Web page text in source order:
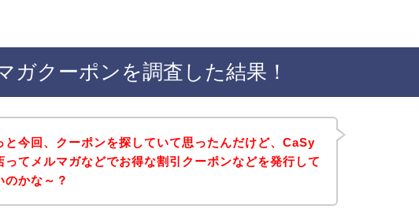
ガクーポンを調査した結果！
と今回、クーポンを探していて思ったんだけど、CaSy
ってメルマガなどでお得な割引クーポンなどを発行して
のかな～？